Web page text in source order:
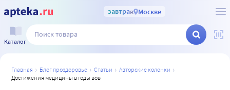
завтрав Москве
Каталог
главная блог проздоровье статьи
авторские колонки
достижения медицины в годы вов